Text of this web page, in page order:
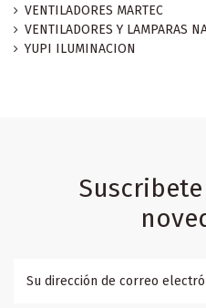
VENTILADORES MARTEC
VENTILADORES Y LAMPARAS
YUPI ILUMINACION